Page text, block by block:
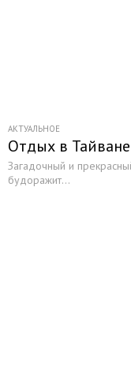
АКТУАЛЬНОЕ
Отдых в Тайване
Загадочный и
будоражит...